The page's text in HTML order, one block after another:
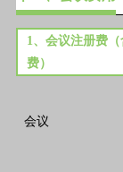
1、会议注册费
费）
会议